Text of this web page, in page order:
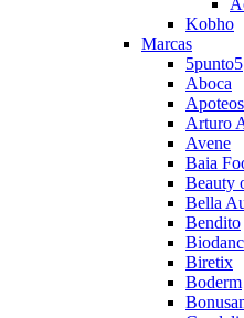
Kobho
Marcas
5punto5
Aboca
Arturo
Avene
Baia
Beauty
Bella
Bendito
Biretix
Boderm